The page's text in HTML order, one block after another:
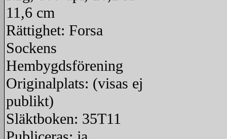
11,6 cm
Rättighet: Forsa
Sockens
Hembygdsförening
Originalplats: (visas ej
publikt)
Släktboken: 35T11